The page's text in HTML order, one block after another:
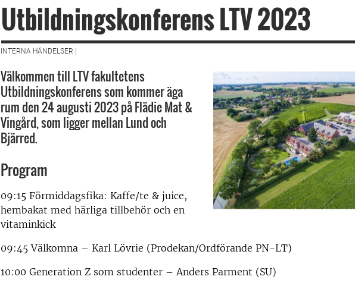
Utbildningskonferens LTV 2023
INTERNA HÄNDELSER |
Välkommen till LTV fakultetens
Utbildningskonferens som kommer äga
rum den 24 augusti 2023 på Flädie Mat &
Vingård, som ligger mellan Lund och
Bjärred.
Program
09:15 Förmiddagsfika: Kaffe/te & juice,
hembakat med härliga tillbehör och en
vitaminkick
09:45 Välkomna – Karl Lövrie (Prodekan/Ordförande PN-LT)
10:00 Generation Z som studenter – Anders Parment (SU)